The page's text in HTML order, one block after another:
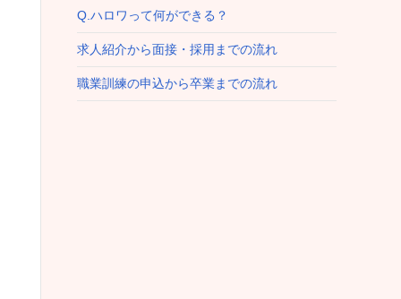
Q.ハロワって何ができる？
求人紹介から面接・採用までの流れ
職業訓練の申込から卒業までの流れ